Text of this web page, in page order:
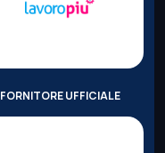
FORNITORE UFFICIALE